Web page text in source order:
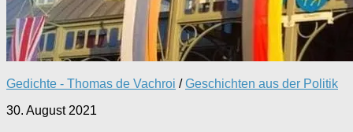
Gedichte - Thomas de Vachroi /Geschichten aus der Politik
30. August 2021